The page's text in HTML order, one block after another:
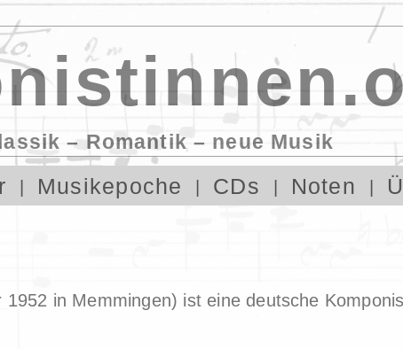
– Romantik – neue Musik
Musikepoche CDs Noten
1952 in Memmingen) ist eine deutsche